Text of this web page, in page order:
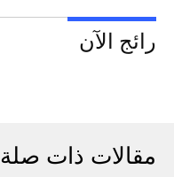
رائج الآن
مقالات ذات صلة